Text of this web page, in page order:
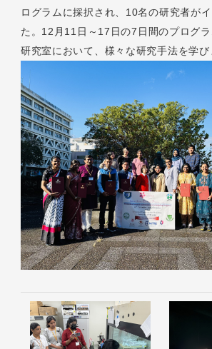
ログラムに採択され、10名の研究者が
た。12月11日～17日の7日間のプログ
研究室において、様々な研究手法を学び